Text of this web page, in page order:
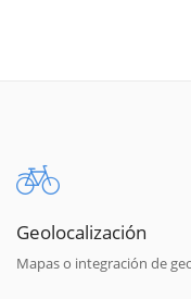
Geolocalización
Mapas o integración de